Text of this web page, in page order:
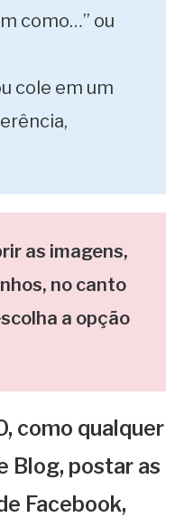
como…” ou
cole em um
as imagens,
no canto
a opção
como qualquer
Blog, postar as
Facebook,